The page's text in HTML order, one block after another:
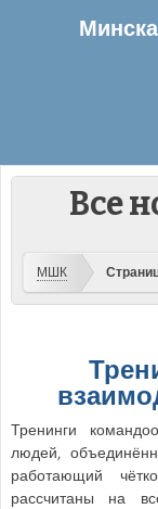
Все
МШК
Тренинги
людей,
работающий
рассчитаны на